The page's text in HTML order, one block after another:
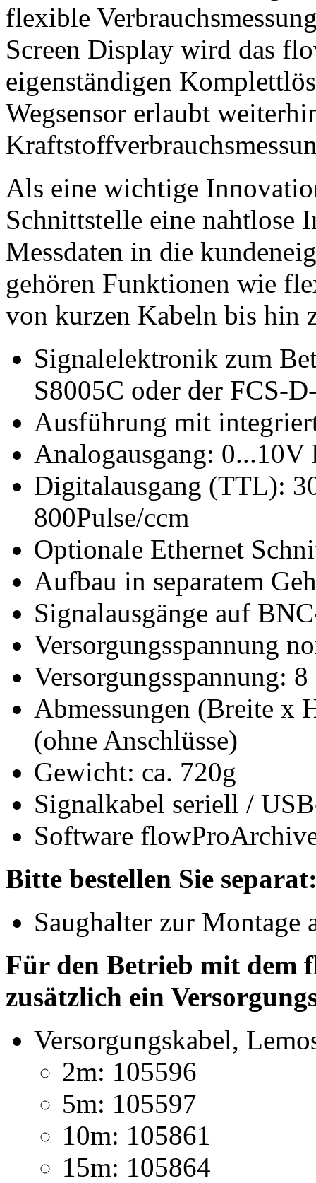
flexible
Screen Display wird das
eigenständigen
Wegsensor erlaubt
Als eine wichtige
Schnittstelle eine
Messdaten in die
gehören Funktionen wie
von kurzen Kabeln bis hin
Signalelektronik zum
S8005C oder der FCS-
Ausführung mit
Analogausgang:
Digitalausgang (TTL):
800Pulse/ccm
Optionale Ethernet
Aufbau in separatem
Signalausgänge auf
Versorgungsspannung
Versorgungsspannung:
Abmessungen (Breite x
(ohne Anschlüsse)
Gewicht: ca. 720g
Signalkabel seriell /
Software
Bitte bestellen Sie
Saughalter zur Montage
Für den Betrieb mit dem
zusätzlich ein
Versorgungskabel,
2m: 105596
5m: 105597
10m: 105861
15m: 105864